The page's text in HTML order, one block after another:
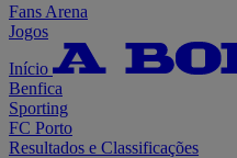
Fans Arena
Jogos
Início
Benfica
Sporting
FC Porto
Resultados e Classificações